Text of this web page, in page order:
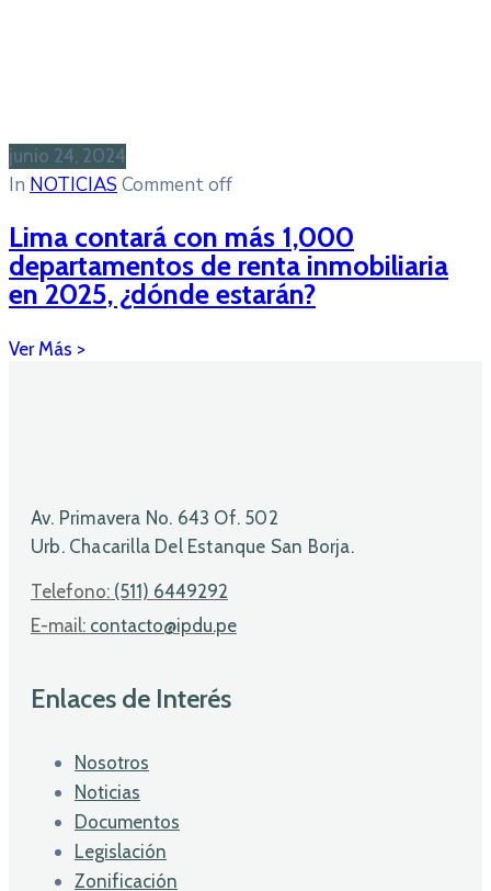
junio 24, 2024
In NOTICIAS Comment off
Lima contará con más 1,000
departamentos de renta inmobiliaria
en 2025, ¿dónde estarán?
Av. Primavera No. 643 Of. 502
Urb. Chacarilla Del Estanque San Borja.
Telefono: (511) 6449292
E-mail: contacto@ipdu.pe
Enlaces de Interés
Nosotros
Noticias
Documentos
Legislación
Zonificación